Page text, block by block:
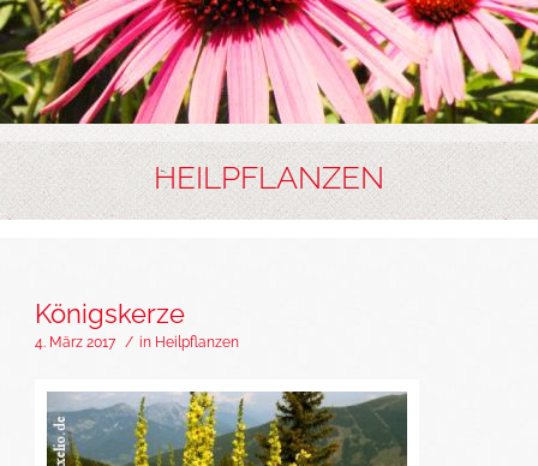
HEILPFLANZEN
Königskerze
4. März 2017 / in Heilpflanzen